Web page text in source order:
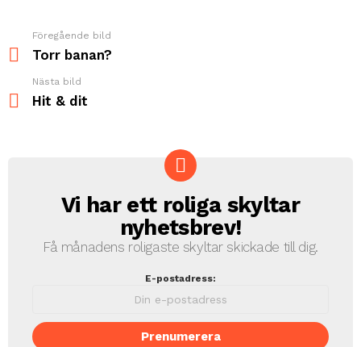
more
Föregående bild
Torr banan?
Nästa bild
Hit & dit
NEWSLETTER
Vi har ett roliga skyltar
nyhetsbrev!
Få månadens roligaste skyltar skickade till dig.
E-postadress: